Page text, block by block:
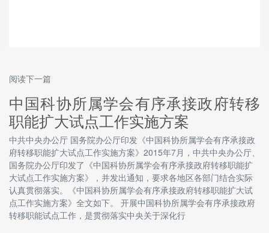
阅读下一篇
中国科协所属学会有序承接政府转移
职能扩大试点工作实施方案
中共中央办公厅 国务院办公厅印发《中国科协所属学会有序承接政
府转移职能扩大试点工作实施方案》2015年7月，中共中央办公厅、
国务院办公厅印发了《中国科协所属学会有序承接政府转移职能扩
大试点工作实施方案》，并发出通知，要求各地区各部门结合实际
认真贯彻落实。《中国科协所属学会有序承接政府转移职能扩大试
点工作实施方案》全文如下。 开展中国科协所属学会有序承接政府
转移职能试点工作，是贯彻落实中央关于深化行